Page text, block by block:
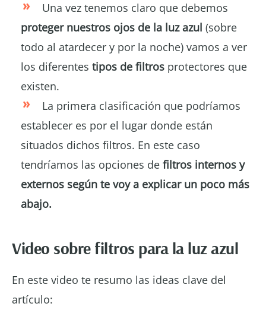
Una vez tenemos claro que debemos
proteger nuestros ojos de la luz azul (sobre
todo al atardecer y por la noche) vamos a ver
los diferentes tipos de filtros protectores que
existen.
La primera clasificación que podríamos
establecer es por el lugar donde están
situados dichos filtros. En este caso
tendríamos las opciones de filtros internos y
externos según te voy a explicar un poco más
abajo.
Video sobre filtros para la luz azul
En este video te resumo las ideas clave del
artículo: